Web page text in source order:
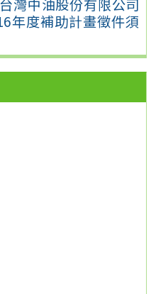
灣中油股份有限公司
年度補助計畫徵件須